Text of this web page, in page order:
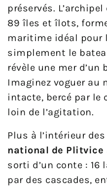
préservés. L’archipel
89 îles et îlots,
maritime idéal pour
simplement le
révèle une mer
Imaginez voguer au
intacte, bercé par le
loin de l’agitation.
Plus à l’intérieur
national de Plitvice
sorti d’un conte : 16
par des cascades,